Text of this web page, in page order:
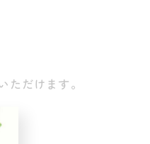
だけます。